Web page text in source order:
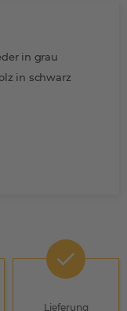
in grau
in schwarz
Lieferung